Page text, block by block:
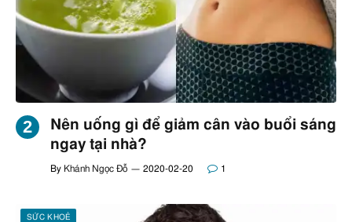
Nên uống gì để giảm cân vào buổi sáng
ngay tại nhà?
By Khánh Ngọc Đỗ 2020-02-20 1
SỨC KHOẺ